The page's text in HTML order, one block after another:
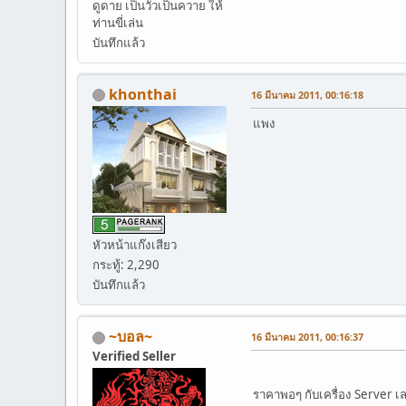
ดูดาย เป็นวัวเป็นควาย ให้
ท่านขี่เล่น
บันทึกแล้ว
khonthai
หัวหน้าแก๊งเสียว
กระทู้: 2,290
บันทึกแล้ว
16 มีนาคม 2011, 00:16:18
แพง
~บอล~
Verified Seller
16 มีนาคม 2011, 00:16:37
ราคาพอๆ กับเครื่อง Server